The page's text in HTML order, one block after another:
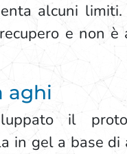
alcuni
e non
aghi
il
in gel a base di